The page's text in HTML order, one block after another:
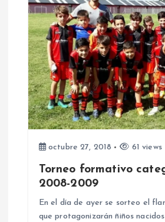
ó
n
d
octubre 27, 2018 61 views
Torneo formativo
2008-2009
En el día de ayer se sorteo el
que protagonizarán ñiños